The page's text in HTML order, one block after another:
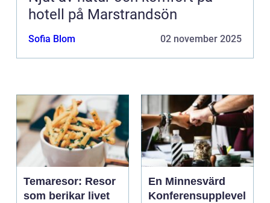
hotell på Marstrandsön
Sofia Blom 02 november 2025
Temaresor: Resor
som berikar livet
En Minnesvärd
Konferensupplevel